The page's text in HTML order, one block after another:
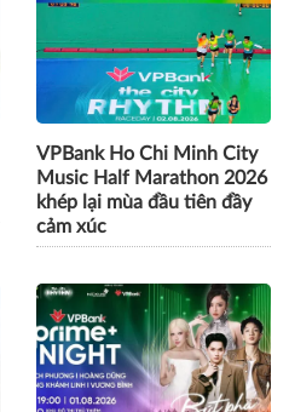
VPBank Ho Chi Minh City
Music Half Marathon 2026
khép lại mùa đầu tiên đầy
cảm xúc